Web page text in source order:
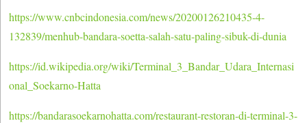
https://www.cnbcindonesia.com/news/20200126210435-4-
132839/menhub-bandara-soetta-salah-satu-paling-sibuk-di-dunia
https://id.wikipedia.org/wiki/Terminal_3_Bandar_Udara_Internasi
onal_Soekarno-Hatta
https://bandarasoekarnohatta.com/restaurant-restoran-di-terminal-3-